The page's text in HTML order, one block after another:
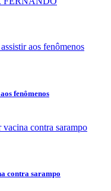
fenômenos
contra sarampo